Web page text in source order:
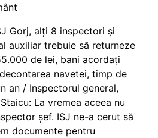
Gorj, alți 8 inspectori și
auxiliar trebuie să returneze
de lei, bani acordați
navetei, timp de
an / Inspectorul general,
La vremea aceea nu
șef. ISJ ne-a cerut să
documente pentru